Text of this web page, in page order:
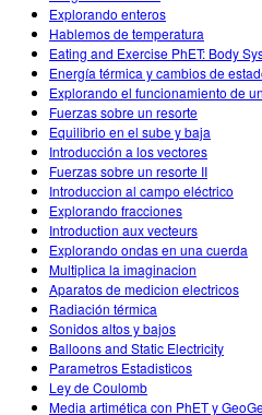
Explorando enteros
Hablemos de temperatura
Eating and Exercise PhET: Body
Energía térmica y cambios de
Explorando el funcionamiento de
Fuerzas sobre un resorte
Equilibrio en el sube y baja
Introducción a los vectores
Fuerzas sobre un resorte II
Introduccion al campo eléctrico
Explorando fracciones
Introduction aux vecteurs
Explorando ondas en una cuerda
Multiplica la imaginacion
Aparatos de medicion electricos
Radiación térmica
Sonidos altos y bajos
Balloons and Static Electricity
Parametros Estadisticos
Ley de Coulomb
Media artimética con PhET y